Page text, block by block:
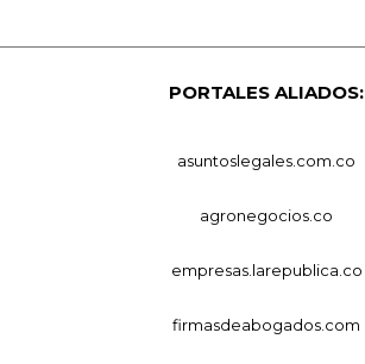
PORTALES ALIADOS:
asuntoslegales.com.co
agronegocios.co
empresas.larepublica.co
firmasdeabogados.com